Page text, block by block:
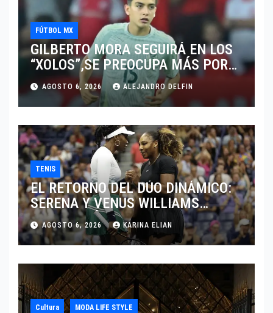
FÚTBOL MX
GILBERTO MORA SEGUIRÁ EN LOS
“XOLOS”,SE PREOCUPA MÁS POR
JUGAR EN SU EQUIPO.
AGOSTO 6, 2026 ALEJANDRO DELFIN
TENIS
EL RETORNO DEL DÚO DINÁMICO:
SERENA Y VENUS WILLIAMS
DISPUTARÁN LOS DOBLES EN
CINCINNATI 2026
AGOSTO 6, 2026 KARINA ELIAN
Cultura MODA LIFE STYLE